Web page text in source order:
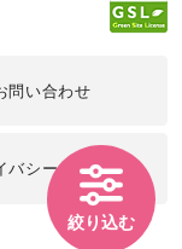
絞り込む
問い合わせ
バシーポリシー